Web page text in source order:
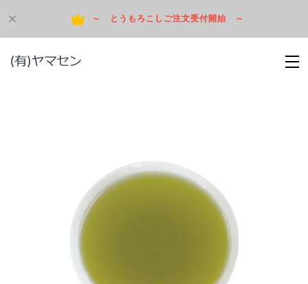
～ とうもろこしご注文受付開始 ～